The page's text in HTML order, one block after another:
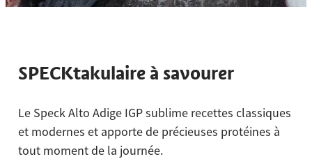
SPECKtakulaire à savourer
Le Speck Alto Adige IGP sublime recettes classiques
et modernes et apporte de précieuses protéines à
tout moment de la journée.